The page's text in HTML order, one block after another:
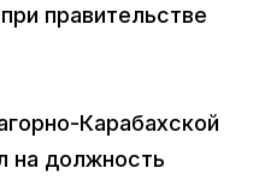
правительстве
Карабахской
на должность